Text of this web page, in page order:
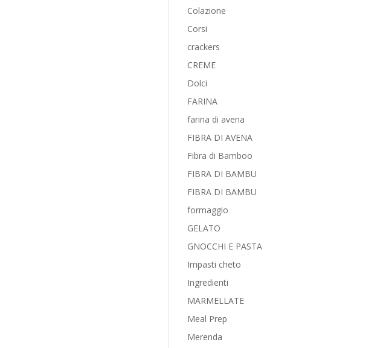
Colazione
Corsi
crackers
CREME
Dolci
FARINA
farina di avena
FIBRA DI AVENA
Fibra di Bamboo
FIBRA DI BAMBU
FIBRA DI BAMBU
formaggio
GELATO
GNOCCHI E PASTA
Impasti cheto
Ingredienti
MARMELLATE
Meal Prep
Merenda